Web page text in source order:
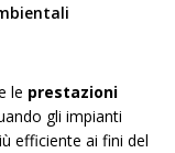
le prestazioni
gli impianti
efficiente ai fini del